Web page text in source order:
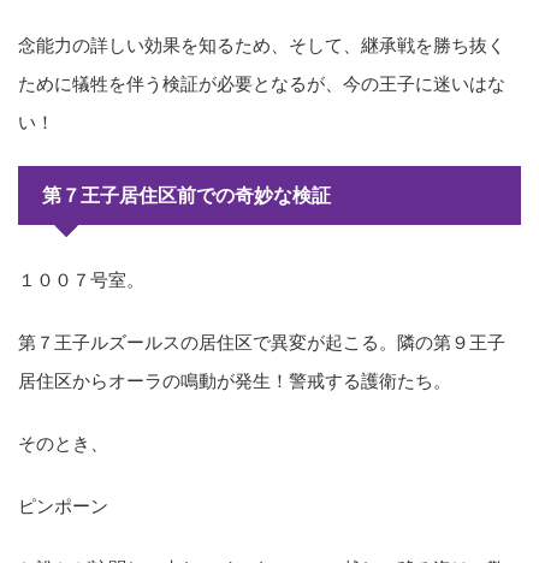
念能力の詳しい効果を知るため、そして、継承戦を勝ち抜く
ために犠牲を伴う検証が必要となるが、今の王子に迷いはな
い！
第７王子居住区前での奇妙な検証
１００７号室。
第７王子ルズールスの居住区で異変が起こる。隣の第９王子
居住区からオーラの鳴動が発生！警戒する護衛たち。
そのとき、
ピンポーン